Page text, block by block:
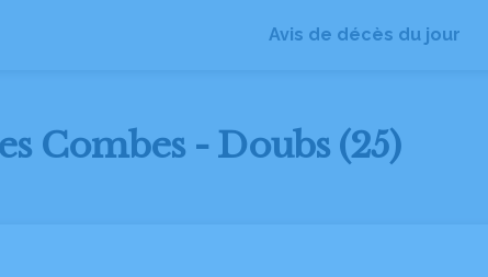
Avis de décès du jour
Combes - Doubs (25)